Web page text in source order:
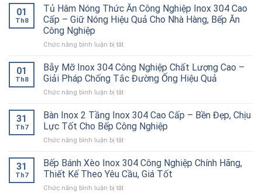
Á
2
Họng
Bánh
Inox
304
Cao
Cấp
Bền
Bỉ
Cho
Nhà
Bếp
Ăn
01
Th8
Tủ Hâm Nóng Thức Ăn Công Nghiệp Inox 304 Cao
Cấp – Giữ Nóng Hiệu Quả Cho Nhà Hàng, Bếp Ăn
Công Nghiệp
Chức năng bình luận bị tắtở
Hâm
Nóng
Thức
Ăn
Nghiệp
Inox
304
Cao
–
Giữ
01
Th8
Bẫy Mỡ Inox 304 Công Nghiệp Chất Lượng Cao –
Giải Pháp Chống Tắc Đường Ống Hiệu Quả
Chức năng bình luận bị tắtở
Mỡ
Inox
304
Công
Chất
Lượng
–
31
Th7
Bàn Inox 2 Tầng Inox 304 Cao Cấp – Bền Đẹp, Chịu
Lực Tốt Cho Bếp Công Nghiệp
Chức năng bình luận bị tắtở
Inox
2
Tầng
Inox
31
Th7
Bếp Bánh Xèo Inox 304 Công Nghiệp Chính Hãng,
Thiết Kế Theo Yêu Cầu, Giá Tốt
Chức năng bình luận bị tắtở